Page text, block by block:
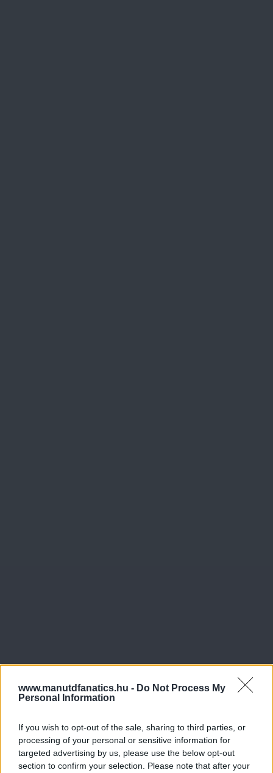
www.manutdfanatics.hu - Do Not Process My
Personal Information
If you wish to opt-out of the sale, sharing to third parties, or
processing of your personal or sensitive information for
targeted advertising by us, please use the below opt-out
section to confirm your selection. Please note that after your
Meccs Center